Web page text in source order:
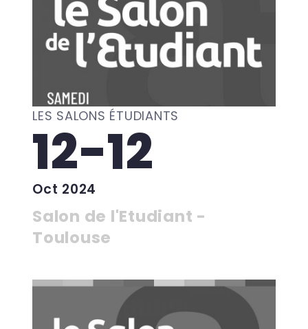
LES SALONS ÉTUDIANTS
12-12
Oct 2024
Salon de l'Etudiant -
Toulouse